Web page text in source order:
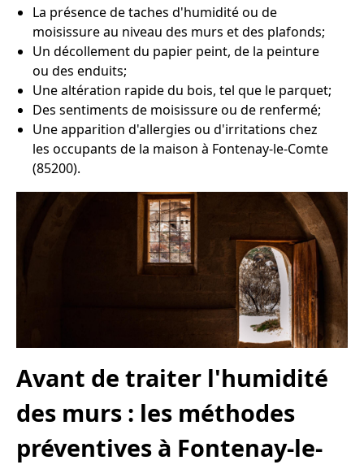
La présence de taches d'humidité ou de
moisissure au niveau des murs et des plafonds;
Un décollement du papier peint, de la peinture
ou des enduits;
Une altération rapide du bois, tel que le parquet;
Des sentiments de moisissure ou de renfermé;
Une apparition d'allergies ou d'irritations chez
les occupants de la maison à Fontenay-le-Comte
(85200).
Avant de traiter l'humidité
des murs : les méthodes
préventives à Fontenay-le-